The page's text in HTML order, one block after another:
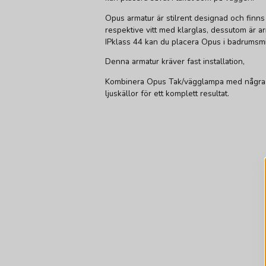
Opus armatur är stilrent designad och
respektive vitt med klarglas, dessutom är
IPklass 44 kan du placera Opus i
Denna armatur kräver fast installation,
Kombinera Opus Tak/vägglampa med
ljuskällor för ett komplett resultat.